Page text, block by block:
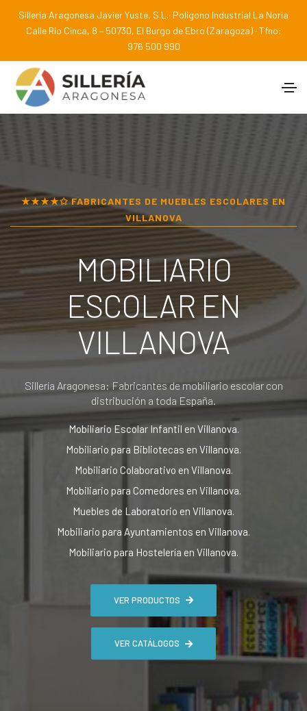
Sillería Aragonesa Javier Yuste, S.L.· Polígono Industrial La Noria
Calle Río Cinca, 8 – 50730, El Burgo de Ebro (Zaragoza) · Tfno:
976 500 990
★★★★✩ FABRICANTES DE MUEBLES ESCOLARES EN
VILLANOVA
MOBILIARIO
ESCOLAR EN
VILLANOVA
Sillería Aragonesa: Fabricantes de mobiliario escolar con
distribución a toda España.
Mobiliario Escolar Infantil en Villanova.
Mobiliario para Bibliotecas en Villanova.
Mobiliario Colaborativo en Villanova.
Mobiliario para Comedores en Villanova.
Muebles de Laboratorio en Villanova.
Mobiliario para Ayuntamientos en Villanova.
Mobiliario para Hostelería en Villanova.
VER PRODUCTOS
VER CATÁLOGOS